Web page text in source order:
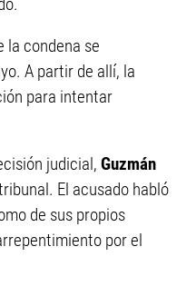
la condena se
A partir de allí, la
para intentar
judicial, Guzmán
El acusado habló
de sus propios
por el